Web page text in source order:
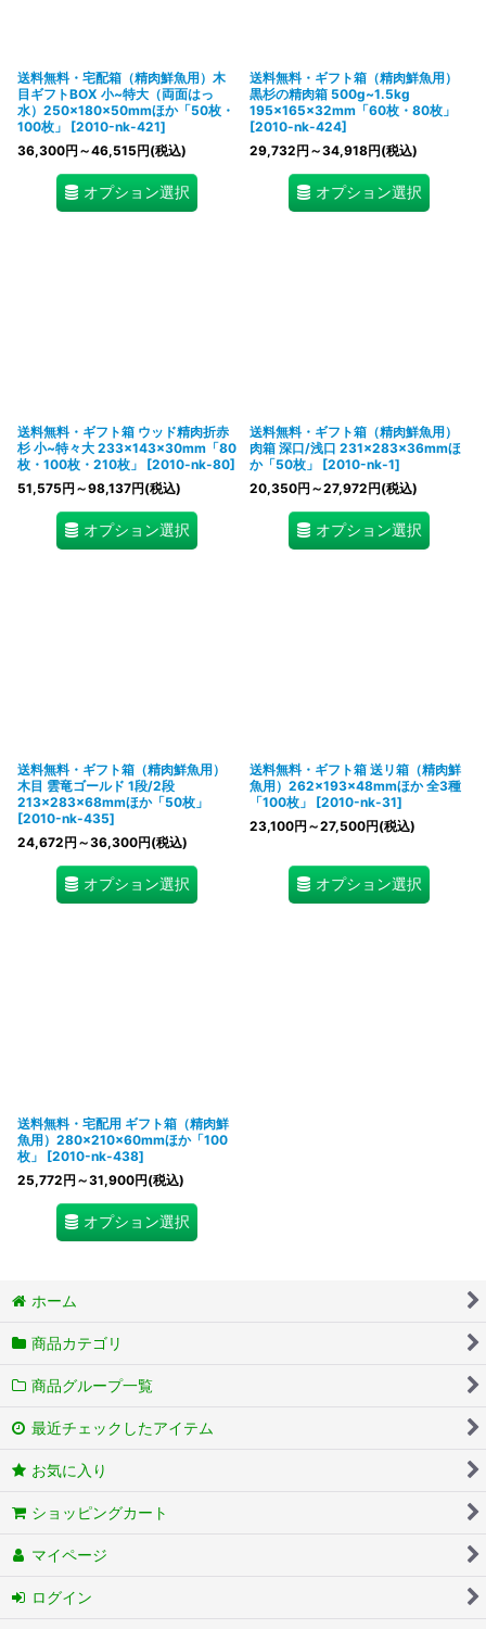
送料無料・宅配箱（精肉鮮魚用）木
目ギフトBOX 小~特大（両面はっ
水）250×180×50mmほか「50枚・
100枚」
[2010-nk-421]
36,300円 ～46,515円(税込)
オプション選択
送料無料・ギフト箱（精肉鮮魚用）
黒杉の精肉箱 500g~1.5kg
195×165×32mm「60枚・80枚」
[2010-nk-424]
29,732円 ～34,918円(税込)
オプション選択
送料無料・ギフト箱 ウッド精肉折赤
杉 小~特々大 233×143×30mm「80
枚・100枚・210枚」
[2010-nk-80]
51,575円 ～98,137円(税込)
オプション選択
送料無料・ギフト箱（精肉鮮魚用）
肉箱 深口/浅口 231×283×36mmほ
か「50枚」
[2010-nk-1]
20,350円 ～27,972円(税込)
オプション選択
送料無料・ギフト箱（精肉鮮魚用）
木目 雲竜ゴールド 1段/2段
213×283×68mmほか「50枚」
[2010-nk-435]
24,672円 ～36,300円(税込)
オプション選択
送料無料・ギフト箱 送リ箱（精肉鮮
魚用）262×193×48mmほか 全3種
「100枚」
[2010-nk-31]
23,100円 ～27,500円(税込)
オプション選択
送料無料・宅配用 ギフト箱（精肉鮮
魚用）280×210×60mmほか「100
枚」
[2010-nk-438]
25,772円 ～31,900円(税込)
オプション選択
ホーム
商品カテゴリ
商品グループ一覧
最近チェックしたアイテム
お気に入り
ショッピングカート
マイページ
ログイン